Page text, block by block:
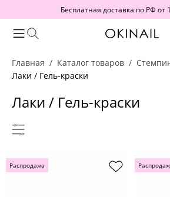
Бесплатная доставка по РФ от
Главная Каталог товаров
Лаки / Гель-краски
Лаки / Гель-краски
Распродажа